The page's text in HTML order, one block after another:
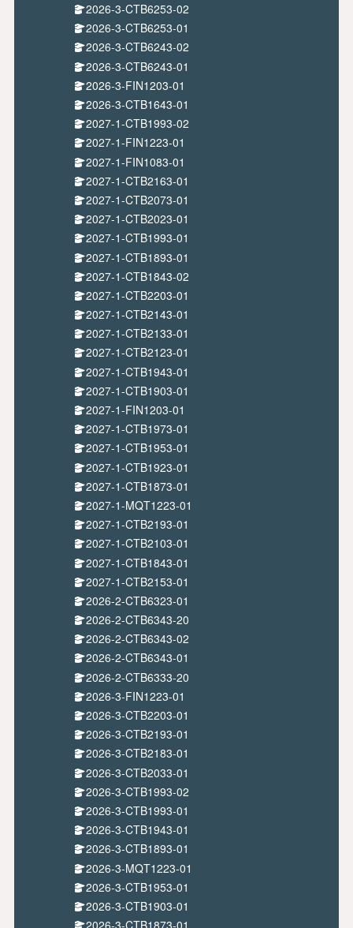
2026-3-CTB6253-02
2026-3-CTB6253-01
2026-3-CTB6243-02
2026-3-CTB6243-01
2026-3-FIN1203-01
2026-3-CTB1643-01
2027-1-CTB1993-02
2027-1-FIN1223-01
2027-1-FIN1083-01
2027-1-CTB2163-01
2027-1-CTB2073-01
2027-1-CTB2023-01
2027-1-CTB1993-01
2027-1-CTB1893-01
2027-1-CTB1843-02
2027-1-CTB2203-01
2027-1-CTB2143-01
2027-1-CTB2133-01
2027-1-CTB2123-01
2027-1-CTB1943-01
2027-1-CTB1903-01
2027-1-FIN1203-01
2027-1-CTB1973-01
2027-1-CTB1953-01
2027-1-CTB1923-01
2027-1-CTB1873-01
2027-1-MQT1223-01
2027-1-CTB2193-01
2027-1-CTB2103-01
2027-1-CTB1843-01
2027-1-CTB2153-01
2026-2-CTB6323-01
2026-2-CTB6343-20
2026-2-CTB6343-02
2026-2-CTB6343-01
2026-2-CTB6333-20
2026-3-FIN1223-01
2026-3-CTB2203-01
2026-3-CTB2193-01
2026-3-CTB2183-01
2026-3-CTB2033-01
2026-3-CTB1993-02
2026-3-CTB1993-01
2026-3-CTB1943-01
2026-3-CTB1893-01
2026-3-MQT1223-01
2026-3-CTB1953-01
2026-3-CTB1903-01